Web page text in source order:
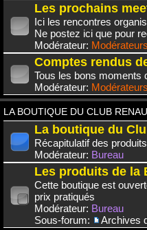
Les prochains
Ici les rencontres
Ne postez ici que pour
Modérateur: Modérateurs
Comptes rendus
Tous les bons moments
Modérateur: Modérateurs
LA BOUTIQUE DU CLUB
La boutique du
Récapitulatif des
Modérateur: Bureau
Les produits de la
Cette boutique est
prix pratiqués
Modérateur: Bureau
Sous-forum:
Archives